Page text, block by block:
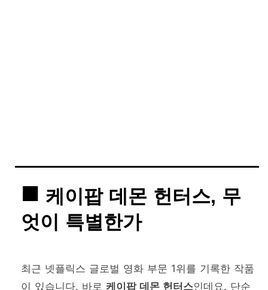
케이팝 데몬 헌터스, 무
엇이 특별한가
최근 넷플릭스 글로벌 영화 부문 1위를 기록한 작품
이 있습니다. 바로 케이팝 데몬 헌터스인데요. 단순